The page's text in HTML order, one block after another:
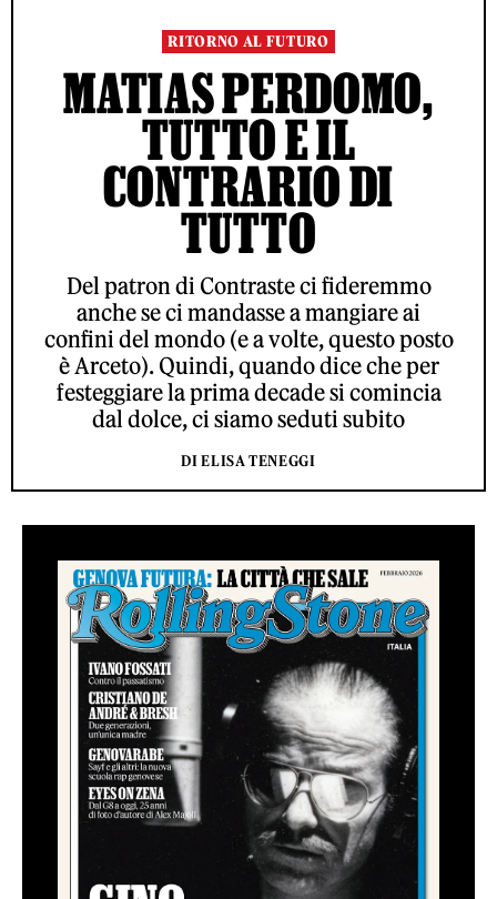
RITORNO AL FUTURO
MATIAS PERDOMO,
TUTTO E IL
CONTRARIO DI
TUTTO
Del patron di Contraste ci fideremmo
anche se ci mandasse a mangiare ai
confini del mondo (e a volte, questo posto
è Arceto). Quindi, quando dice che per
festeggiare la prima decade si comincia
dal dolce, ci siamo seduti subito
DI ELISA TENEGGI